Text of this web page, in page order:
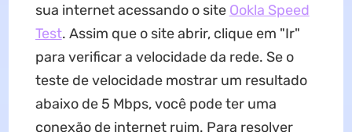
sua internet acessando o site Ookla Speed
Test. Assim que o site abrir, clique em "Ir"
para verificar a velocidade da rede. Se o
teste de velocidade mostrar um resultado
abaixo de 5 Mbps, você pode ter uma
conexão de internet ruim. Para resolver